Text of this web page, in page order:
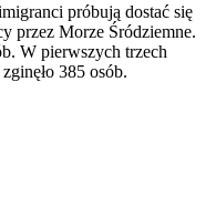
próbują dostać się
przez Morze Śródziemne.
W pierwszych trzech
385 osób.